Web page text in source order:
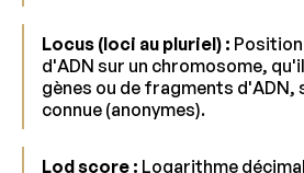
Locus (loci au pluriel) :
d'ADN sur un chromosome,
gènes ou de fragments d'ADN,
connue (anonymes).
Lod score : Logarithme